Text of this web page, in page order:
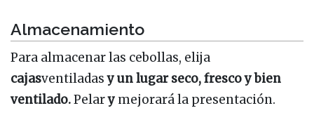
Almacenamiento
Para almacenar las cebollas, elija
cajasventiladasy un lugar seco, fresco y bien
ventilado.Pelary mejorará la presentación.